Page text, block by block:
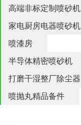
高端非标定制喷砂机
家电厨房电器喷砂机
喷漆房
半导体精密喷砂机
打磨干湿整厂除尘器
喷抛丸精品备件